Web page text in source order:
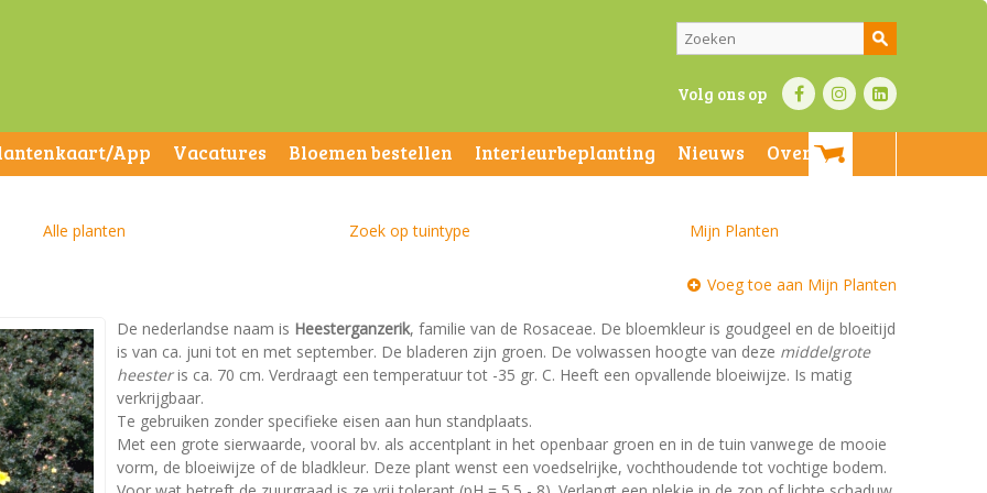
Volg ons op
App Vacatures Bloemen bestellen Interieurbeplanting Nieuws
Over ons
Alle planten Zoek op tuintype Mijn Planten
Voeg toe aan Mijn Planten
De nederlandse naam is Heesterganzerik, familie van de Rosaceae. De bloemkleur is goudgeel en de bloeitijd
is van ca. juni tot en met september. De bladeren zijn groen. De volwassen hoogte van deze middelgrote
heesteris ca. 70 cm. Verdraagt een temperatuur tot -35 gr. C. Heeft een opvallende bloeiwijze. Is matig
verkrijgbaar.
Te gebruiken zonder specifieke eisen aan hun standplaats.
Met een grote sierwaarde, vooral bv. als accentplant in het openbaar groen en in de tuin vanwege de mooie
vorm, de bloeiwijze of de bladkleur. Deze plant wenst een voedselrijke, vochthoudende tot vochtige bodem.